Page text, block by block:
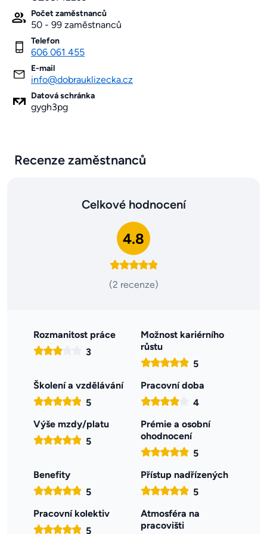
Počet zaměstnanců
50 - 99 zaměstnanců
Telefon
606 061 455
E-mail
info@dobrauklizecka.cz
Datová schránka
gygh3pg
Recenze zaměstnanců
Celkové hodnocení
4.8
(2 recenze)
Rozmanitost práce
3
Možnost kariérního
růstu
5
Školení a vzdělávání
5
Pracovní doba
4
Výše mzdy/platu
5
Prémie a osobní
ohodnocení
5
Benefity
5
Přístup nadřízených
5
Pracovní kolektiv
5
Atmosféra na
pracovišti